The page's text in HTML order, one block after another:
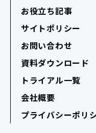
お役立ち記事
サイトポリシー
お問い合わせ
資料ダウンロード
トライアル一覧
会社概要
プライバシーポリ